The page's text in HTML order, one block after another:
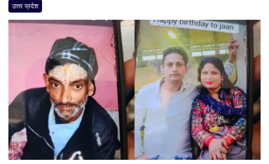
योगी
का
बड़ा
सियासी
संदेश,
मंच
नेताओं
साथ
उत्तर प्रदेश